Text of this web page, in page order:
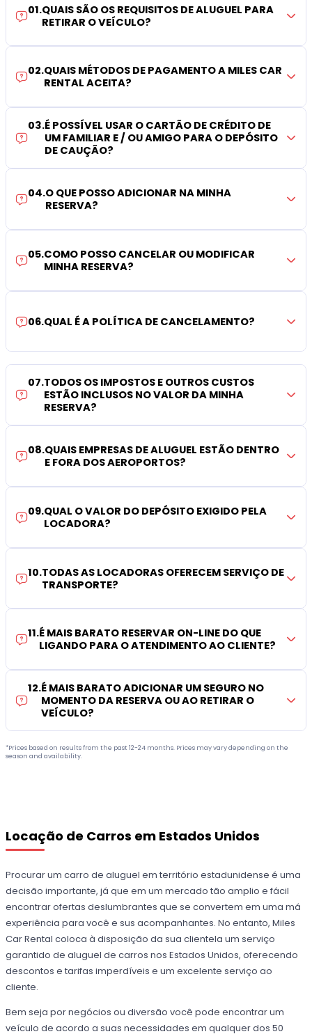
01.QUAIS SÃO OS REQUISITOS DE ALUGUEL PARA
RETIRAR O VEÍCULO?
02.QUAIS MÉTODOS DE PAGAMENTO A MILES CAR
RENTAL ACEITA?
03.É POSSÍVEL USAR O CARTÃO DE CRÉDITO DE
UM FAMILIAR E / OU AMIGO PARA O DEPÓSITO
DE CAUÇÃO?
04.O QUE POSSO ADICIONAR NA MINHA
RESERVA?
05.COMO POSSO CANCELAR OU MODIFICAR
MINHA RESERVA?
06.QUAL É A POLÍTICA DE CANCELAMENTO?
07.TODOS OS IMPOSTOS E OUTROS CUSTOS
ESTÃO INCLUSOS NO VALOR DA MINHA
RESERVA?
08.QUAIS EMPRESAS DE ALUGUEL ESTÃO DENTRO
E FORA DOS AEROPORTOS?
09.QUAL O VALOR DO DEPÓSITO EXIGIDO PELA
LOCADORA?
10.TODAS AS LOCADORAS OFERECEM SERVIÇO DE
TRANSPORTE?
11.É MAIS BARATO RESERVAR ON-LINE DO QUE
LIGANDO PARA O ATENDIMENTO AO CLIENTE?
12.É MAIS BARATO ADICIONAR UM SEGURO NO
MOMENTO DA RESERVA OU AO RETIRAR O
VEÍCULO?
*Prices based on results from the past 12-24 months. Prices may vary depending on the
season and availability.
Locação de Carros em Estados Unidos
Procurar um carro de aluguel em território estadunidense é uma
decisão importante, já que em um mercado tão amplio e fácil
encontrar ofertas deslumbrantes que se convertem em uma má
experiência para você e sus acompanhantes. No entanto, Miles
Car Rental coloca à disposição da sua clientela um serviço
garantido de aluguel de carros nos Estados Unidos, oferecendo
descontos e tarifas imperdíveis e um excelente serviço ao
cliente.
Bem seja por negócios ou diversão você pode encontrar um
veículo de acordo a suas necessidades em qualquer dos 50